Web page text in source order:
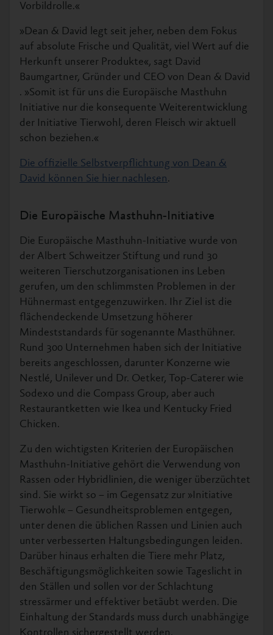
Vorbildrolle.«
»Dean & David legt seit jeher, neben dem Fokus
auf absolute Frische und Qualität, viel Wert auf die
Herkunft unserer Produkte«, sagt David
Baumgartner, Gründer und CEO von Dean & David
. »Somit ist für uns die Europäische Masthuhn
Initiative nur die konsequente Weiterentwicklung
der Initiative Tierwohl, deren Fleisch wir aktuell
schon beziehen.«
Die offizielle Selbstverpflichtung von Dean &
David können Sie hier nachlesen.
Die Europäische Masthuhn-Initiative
Die Europäische Masthuhn-Initiative wurde von
der Albert Schweitzer Stiftung und rund 30
weiteren Tierschutzorganisationen ins Leben
gerufen, um den schlimmsten Problemen in der
Hühnermast entgegenzuwirken. Ihr Ziel ist die
flächendeckende Umsetzung höherer
Mindeststandards für sogenannte Masthühner.
Rund 300 Unternehmen haben sich der Initiative
bereits angeschlossen, darunter Konzerne wie
Nestlé, Unilever und Dr. Oetker, Top-Caterer wie
Sodexo und die Compass Group, aber auch
Restaurantketten wie Ikea und Kentucky Fried
Chicken.
Zu den wichtigsten Kriterien der Europäischen
Masthuhn-Initiative gehört die Verwendung von
Rassen oder Hybridlinien, die weniger überzüchtet
sind. Sie wirkt so – im Gegensatz zur »Initiative
Tierwohl« – Gesundheitsproblemen entgegen,
unter denen die üblichen Rassen und Linien auch
unter verbesserten Haltungsbedingungen leiden.
Darüber hinaus erhalten die Tiere mehr Platz,
Beschäftigungsmöglichkeiten sowie Tageslicht in
den Ställen und sollen vor der Schlachtung
stressärmer und effektiver betäubt werden. Die
Einhaltung der Standards muss durch unabhängige